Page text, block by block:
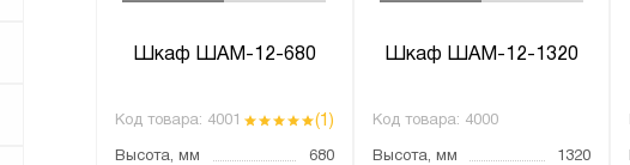
Шкаф ШАМ-12-680
Код товара: 4001 (1)
Высота, мм
680
Шкаф ШАМ-12-1320
Код товара: 4000
Высота, мм
1320